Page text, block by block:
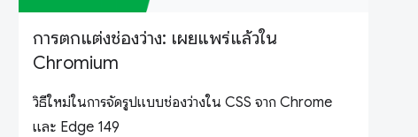
การตกแต่งช่องว่าง: เผยแพร่แล้วใน
Chromium
วิธีใหม่ในการจัดรูปแบบช่องว่างใน CSS จาก Chrome
และ Edge 149